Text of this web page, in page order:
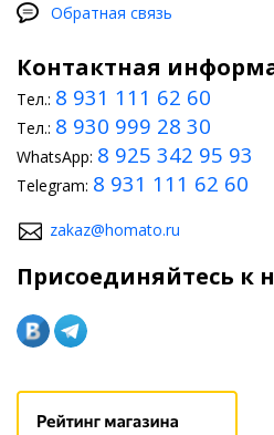
Обратная связь
Контактная
Тел.: 8 931 111 62 60
Тел.: 8 930 999 28 30
WhatsApp: 8 925 342 95 93
Telegram: 8 931 111 62 60
zakaz@homato.ru
Присоединяйтесь к